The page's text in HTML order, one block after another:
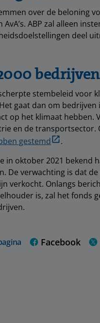
over de beloning
AvA’s. ABP zal alleen
deel
bedrijven
stembeleid voor
gaat dan om
op het klimaat hebben.
en de transportsector.
gestemd
.
in oktober 2021 bekend
De verwachting is dat
verkocht. Onlangs
is, zal het fonds
Facebook